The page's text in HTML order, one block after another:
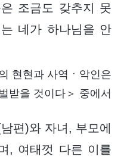
조금도 갖추지 못
네가 하나님을 안
현현과 사역ㆍ악인은
받을 것이다＞ 중에서
편)와 자녀, 부모에
, 여태껏 다른 이를